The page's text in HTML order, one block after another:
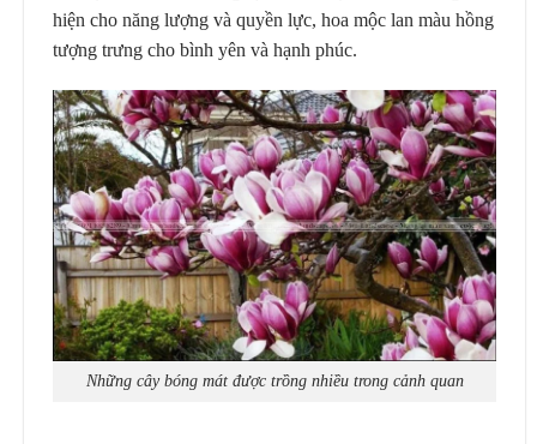
hiện cho năng lượng và quyền lực, hoa mộc lan màu hồng
tượng trưng cho bình yên và hạnh phúc.
Những cây bóng mát được trồng nhiều trong cảnh quan